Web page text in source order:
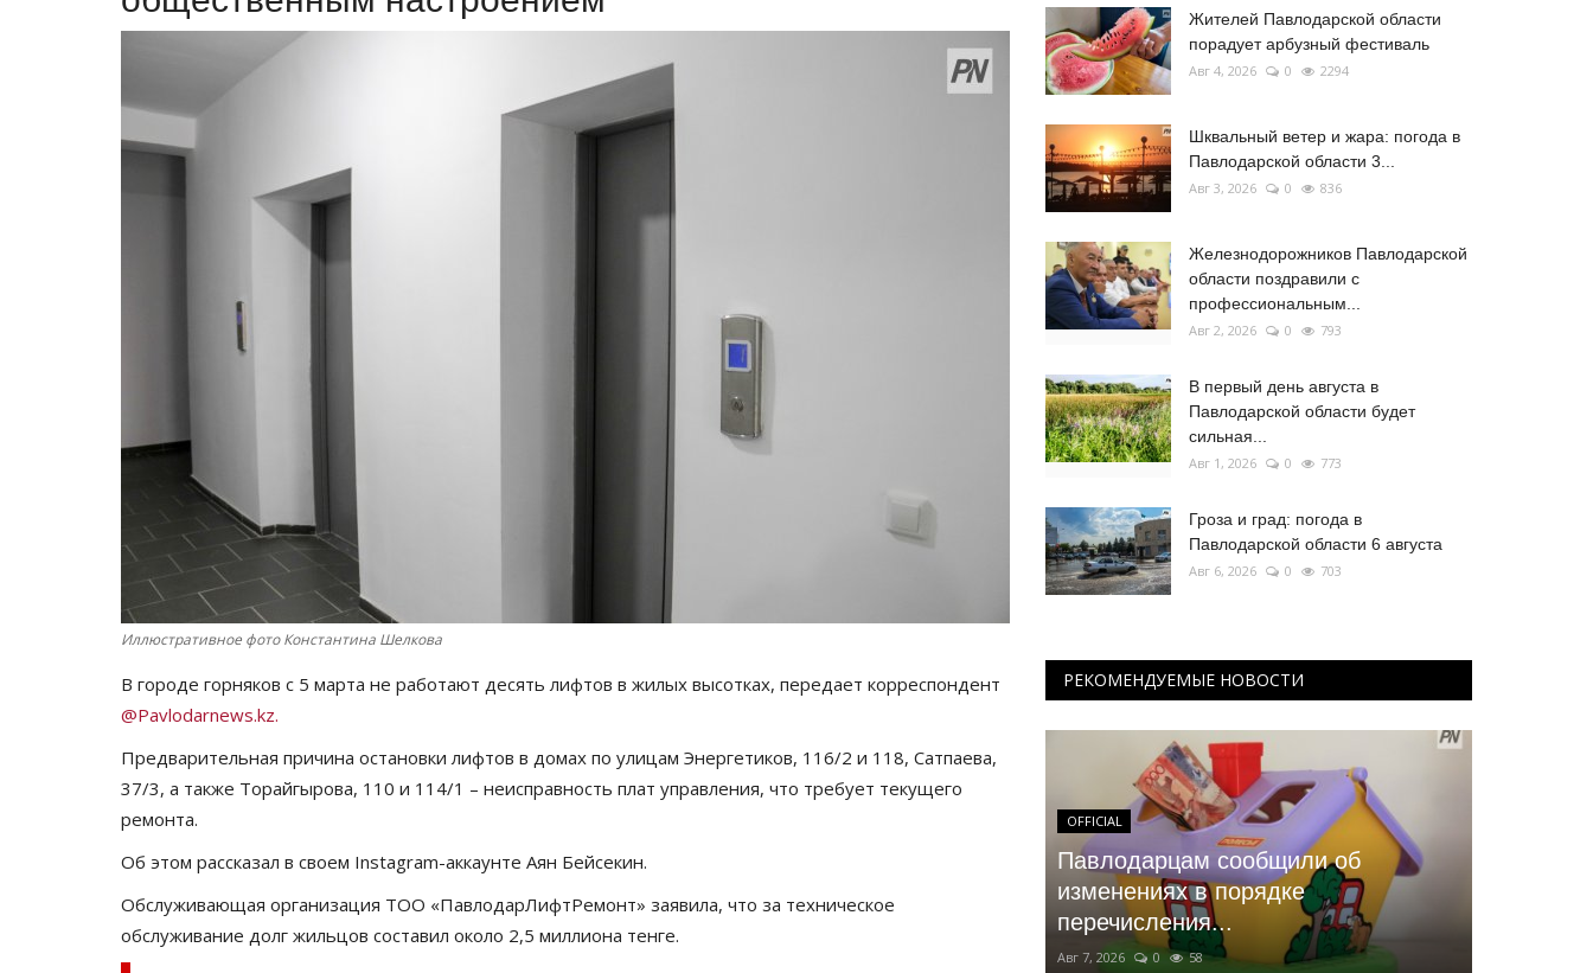
Иллюстративное фото Константина Шелкова
В городе горняков с 5 марта не работают десять лифтов в жилых высотках, передает корреспондент
@Pavlodarnews.kz.
Предварительная причина остановки лифтов в домах по улицам Энергетиков, 116/2 и 118, Сатпаева,
37/3, а также Торайгырова, 110 и 114/1 – неисправность плат управления, что требует текущего
ремонта.
Об этом рассказал в своем Instagram-аккаунте Аян Бейсекин.
Обслуживающая организация ТОО «ПавлодарЛифтРемонт» заявила, что за техническое
обслуживание долг жильцов составил около 2,5 миллиона тенге.
Жителей Павлодарской области
порадует арбузный фестиваль
Авг 4, 2026 0 2294
Шквальный ветер и жара: погода в
Павлодарской области 3...
Авг 3, 2026 0 836
Железнодорожников Павлодарской
области поздравили с
профессиональным...
Авг 2, 2026 0 793
В первый день августа в
Павлодарской области будет
сильная...
Авг 1, 2026 0 773
Гроза и град: погода в
Павлодарской области 6 августа
Авг 6, 2026 0 703
РЕКОМЕНДУЕМЫЕ НОВОСТИ
OFFICIAL
Павлодарцам сообщили об
изменениях в порядке
перечисления...
Авг 7, 2026 0 58